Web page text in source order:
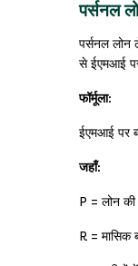
पर्सनल
पर्सनल लोन
से ईएमआई
फॉर्मूला:
ईएमआई पर
जहाँ:
P = लोन की
R = मासिक